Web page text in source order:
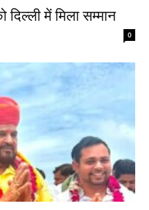
दिल्ली में मिला सम्मान
0